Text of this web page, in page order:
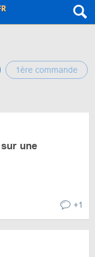
1ère commande
une
+1